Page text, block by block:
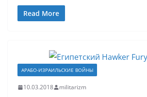
Read More
АРАБО-ИЗРАИЛЬСКИЕ ВОЙНЫ
10.03.2018 militarizm